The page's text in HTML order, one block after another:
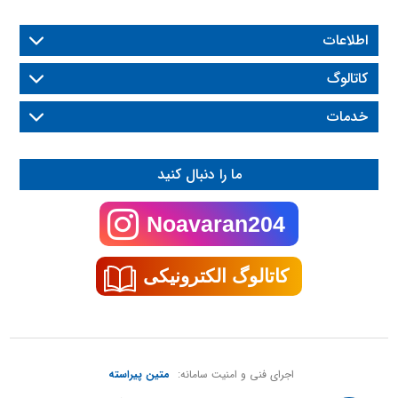
اطلاعات
کاتالوگ
خدمات
ما را دنبال کنید
Noavaran204
کاتالوگ الکترونیکی
اجرای فنی و امنیت سامانه: متین پیراسته